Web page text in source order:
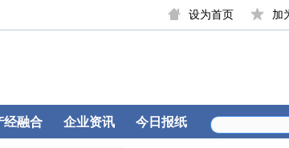
设为首页 加
经融合 企业资讯 今日报纸